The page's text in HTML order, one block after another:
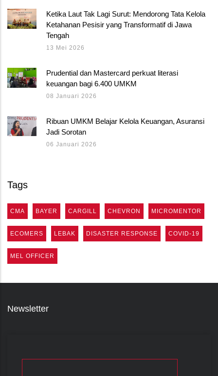
Ketika Laut Tak Lagi Surut: Mendorong Tata Kelola
Ketahanan Pesisir yang Transformatif di Jawa
Tengah
13 Mei 2026
Prudential dan Mastercard perkuat literasi
keuangan bagi 6.400 UMKM
08 Januari 2026
Ribuan UMKM Belajar Kelola Keuangan, Asuransi
Jadi Sorotan
06 Januari 2026
Tags
CMA BAYER CARGILL CHEVRON MICROMENTOR
ECOMERS LEBAK DISASTER RESPONSE COVID-19
MEL OFFICER
Newsletter